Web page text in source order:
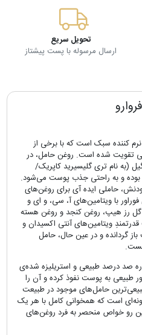
تحویل سریع
ارسال مرسوله با پست پیشتاز
کننده سبک است که با برخی از
تقویت شده است. روغن حامل، در
(به نام تری گلیسیرید کاپریک/
بوده و به راحتی جذب پوست می‌شود.
حاملی ایده آی برای روغن‌های
با ویتامین‌های آ، سی، و ای و
گل رز هیپ، روغن کنجد و روغن هسته
ویتامین‌های آنتی اکسیدان و
گردانده و در عین حال، حامل
صد درصد طبیعی و استریلیزه شده‌ی
طبیعی به پوست نفوذ کرده و آن را
حامل‌های موجود در طبیعت
است که همخوانی کامل با هر یک
رو خواص منحصر به فرد روغن‌های